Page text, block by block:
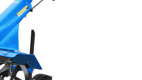
που επιθυμείτε